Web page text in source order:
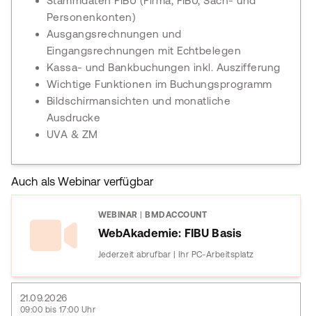
Personenkonten)
Ausgangsrechnungen und
Eingangsrechnungen mit Echtbelegen
Kassa- und Bankbuchungen inkl. Auszifferung
Wichtige Funktionen im Buchungsprogramm
Bildschirmansichten und monatliche
Ausdrucke
UVA & ZM
Auch als Webinar verfügbar
WEBINAR BMDACCOUNT
WebAkademie: FIBU Basis
Jederzeit abrufbar | Ihr PC-Arbeitsplatz
21.09.2026
09:00 bis 17:00 Uhr